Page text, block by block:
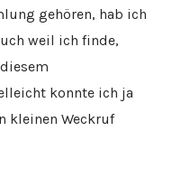
gehören, hab ich
weil ich finde,
konnte ich ja
kleinen Weckruf